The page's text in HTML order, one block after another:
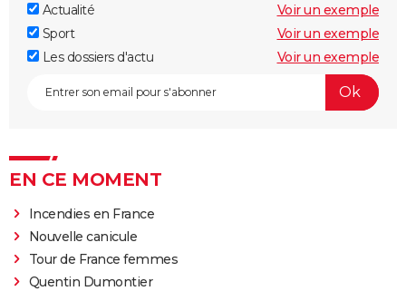
Actualité
Voir un exemple
Sport
Voir un exemple
Les dossiers d'actu
Voir un exemple
EN CE MOMENT
Incendies en France
Nouvelle canicule
Tour de France femmes
Quentin Dumontier